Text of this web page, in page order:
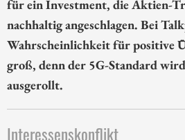
für ein Investment, die Aktien-
nachhaltig angeschlagen. Bei
Wahrscheinlichkeit für positive
groß, denn der 5G-Standard
ausgerollt.
Interessenskonflikt